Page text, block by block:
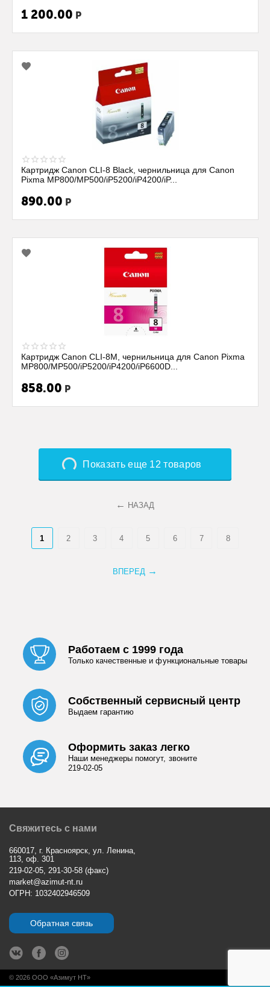
1 200.00 Р
Картридж Canon CLI-8 Black, чернильница для Canon
Pixma MP800/MP500/iP5200/iP4200/iP...
890.00 Р
Картридж Canon CLI-8M, чернильница для Canon Pixma
MP800/MP500/iP5200/iP4200/iP6600D...
858.00 Р
Показать еще 12 товаров
НАЗАД
1 2 3 4 5 6 7 8
ВПЕРЕД
Работаем с 1999 года
Только качественные и функциональные товары
Собственный сервисный центр
Выдаем гарантию
Оформить заказ легко
Наши менеджеры помогут, звоните
219-02-05
Свяжитесь с нами
660017, г. Красноярск, ул. Ленина,
113, оф. 301
219-02-05, 291-30-58 (факс)
market@azimut-nt.ru
ОГРН: 1032402946509
Обратная связь
© 2026 ООО «Азимут НТ»